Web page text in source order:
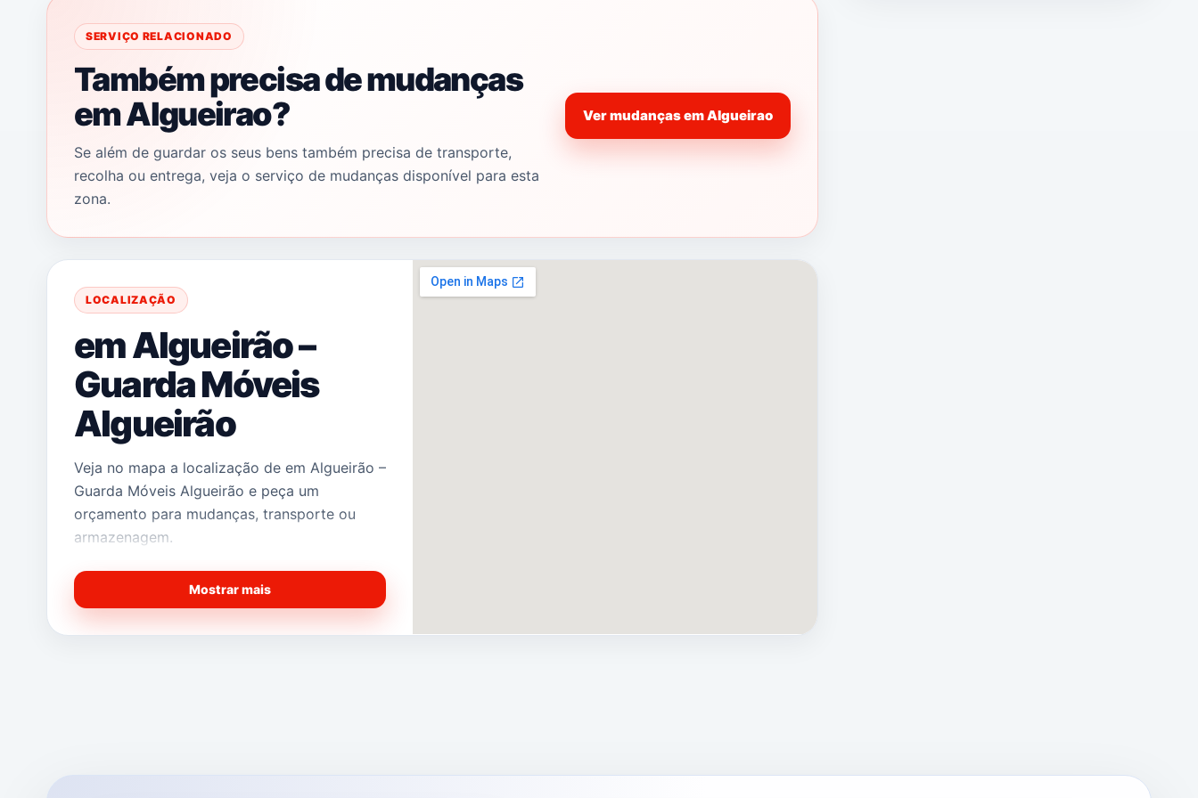
Mudanças em Algueirao
SERVIÇO RELACIONADO
Também precisa de mudanças
em Algueirao?
Se além de guardar os seus bens também precisa de transporte,
recolha ou entrega, veja o serviço de mudanças disponível para esta
zona.
Ver mudanças em Algueirao
LOCALIZAÇÃO
em Algueirão –
Guarda Móveis
Algueirão
Veja no mapa a localização de em Algueirão –
Guarda Móveis Algueirão e peça um
orçamento para mudanças, transporte ou
armazenagem.
Mostrar mais